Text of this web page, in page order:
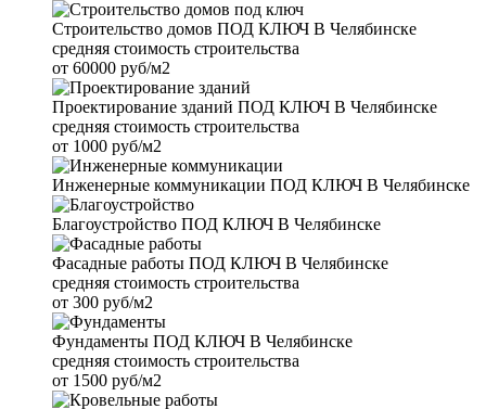
Строительство домов ПОД КЛЮЧ В Челябинске
средняя стоимость строительства
от 60000 руб/м2
Проектирование зданий ПОД КЛЮЧ В Челябинске
средняя стоимость строительства
от 1000 руб/м2
Инженерные коммуникации ПОД КЛЮЧ В Челябинске
Благоустройство ПОД КЛЮЧ В Челябинске
Фасадные работы ПОД КЛЮЧ В Челябинске
средняя стоимость строительства
от 300 руб/м2
Фундаменты ПОД КЛЮЧ В Челябинске
средняя стоимость строительства
от 1500 руб/м2